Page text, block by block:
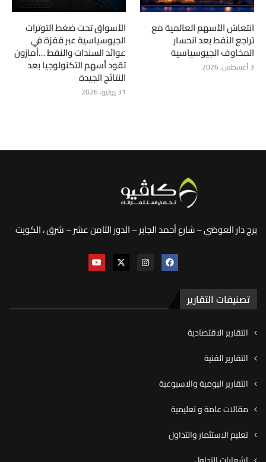
انتعاش الأسهم العالمية مع
تراجع النفط بعد انحسار
المخاوف الجيوسياسية
3 أغسطس، 2026
الأسواق تحت ضغط التوترات
الجيوسياسية عبر قفزة في
عوائد السندات والنفط …أمازون
تقود أسهم التكنولوجيا بعد
النتائج الجيدة
31 يوليو، 2026
برج دار العوضي – شارع أحمد الجابر – الدور الثامن عشر – شرق ، الكويت
تصنيفات التقارير
التقارير الاقتصادية
التقارير الفنية
التقارير اليومية والاسبوعية
مقالات عامة و تعليمية
تعليم الاستثمار والتداول